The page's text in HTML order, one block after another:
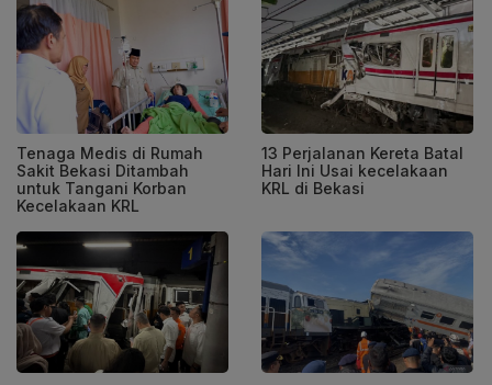
Tenaga Medis di Rumah
Sakit Bekasi Ditambah
untuk Tangani Korban
Kecelakaan KRL
13 Perjalanan Kereta Batal
Hari Ini Usai kecelakaan
KRL di Bekasi